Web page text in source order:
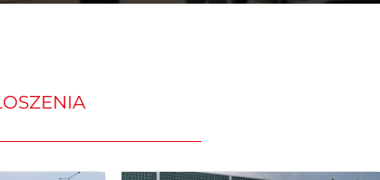
SAMOCHODY WSZYSTKICH MAREK